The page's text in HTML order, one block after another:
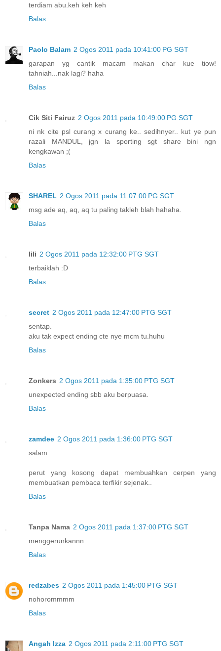
terdiam abu.keh keh keh
Balas
Paolo Balam 2 Ogos 2011 pada 10:41:00 PG SGT
garapan yg cantik macam makan char kue tiow!
tahniah...nak lagi? haha
Balas
Cik Siti Fairuz 2 Ogos 2011 pada 10:49:00 PG SGT
ni nk cite psl curang x curang ke.. sedihnyer.. kut ye pun
razali MANDUL, jgn la sporting sgt share bini ngn
kengkawan ;(
Balas
SHAREL 2 Ogos 2011 pada 11:07:00 PG SGT
msg ade aq, aq, aq tu paling takleh blah hahaha.
Balas
lili 2 Ogos 2011 pada 12:32:00 PTG SGT
terbaiklah :D
Balas
secret 2 Ogos 2011 pada 12:47:00 PTG SGT
sentap.
aku tak expect ending cte nye mcm tu.huhu
Balas
Zonkers 2 Ogos 2011 pada 1:35:00 PTG SGT
unexpected ending sbb aku berpuasa.
Balas
zamdee 2 Ogos 2011 pada 1:36:00 PTG SGT
salam..
perut yang kosong dapat membuahkan cerpen yang
membuatkan pembaca terfikir sejenak..
Balas
Tanpa Nama 2 Ogos 2011 pada 1:37:00 PTG SGT
menggerunkannn.....
Balas
redzabes 2 Ogos 2011 pada 1:45:00 PTG SGT
nohorommmm
Balas
Angah Izza 2 Ogos 2011 pada 2:11:00 PTG SGT